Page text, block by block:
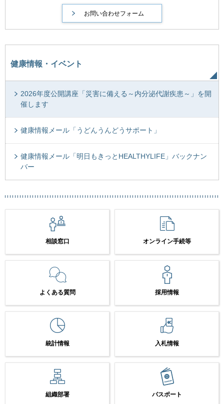
健康情報・イベント
2026年度公開講座「災害に備える～内分泌代謝疾患～」を開
催します
健康情報メール「うどんうんどうサポート」
健康情報メール「明日もきっとHEALTHYLIFE」バックナン
バー
相談窓口 オンライン手続等
よくある質問 採用情報
統計情報 入札情報
組織部署 パスポート